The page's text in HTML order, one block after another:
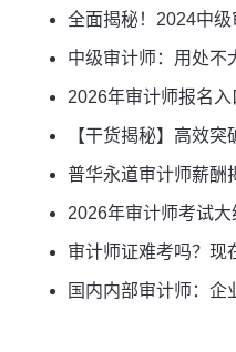
全面揭秘！2024中
中级审计师：用处不
2026年审计师报名入
【干货揭秘】高效
普华永道审计师薪酬
2026年审计师考试大
审计师证难考吗？现
国内内部审计师：企